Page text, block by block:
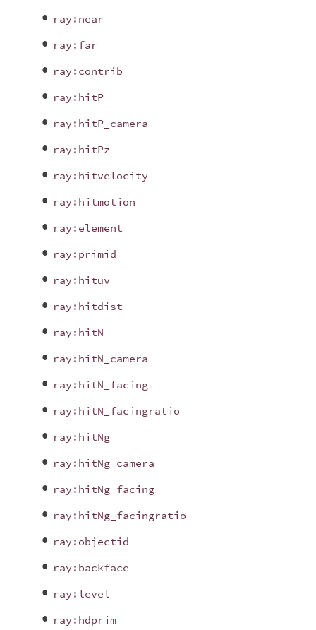
ray:near
ray:far
ray:contrib
ray:hitP
ray:hitP_camera
ray:hitPz
ray:hitvelocity
ray:hitmotion
ray:element
ray:primid
ray:hituv
ray:hitdist
ray:hitN
ray:hitN_camera
ray:hitN_facing
ray:hitN_facingratio
ray:hitNg
ray:hitNg_camera
ray:hitNg_facing
ray:hitNg_facingratio
ray:objectid
ray:backface
ray:level
ray:hdprim